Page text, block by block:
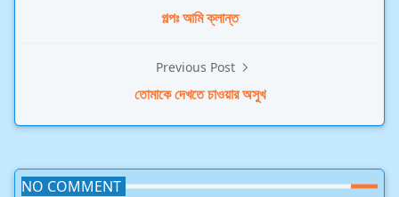
গল্পঃ আমি ক্লান্ত
Previous Post
তোমাকে দেখতে চাওয়ার অসুখ
NO COMMENT